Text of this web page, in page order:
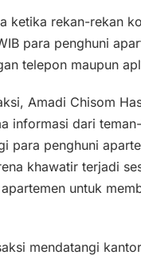
ketika rekan-rekan
para penghuni
telepon maupun
Amadi Chisom
informasi dari
para penghuni
khawatir terjadi
untuk
mendatangi